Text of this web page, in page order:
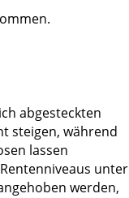
abgesteckten
steigen, während
lassen
unter
werden,